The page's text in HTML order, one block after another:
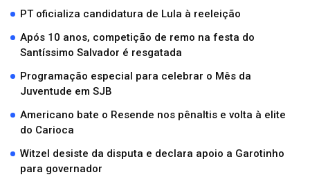
PT oficializa candidatura de Lula à reeleição
Após 10 anos, competição de remo na festa do
Santíssimo Salvador é resgatada
Programação especial para celebrar o Mês da
Juventude em SJB
Americano bate o Resende nos pênaltis e volta à elite
do Carioca
Witzel desiste da disputa e declara apoio a Garotinho
para governador